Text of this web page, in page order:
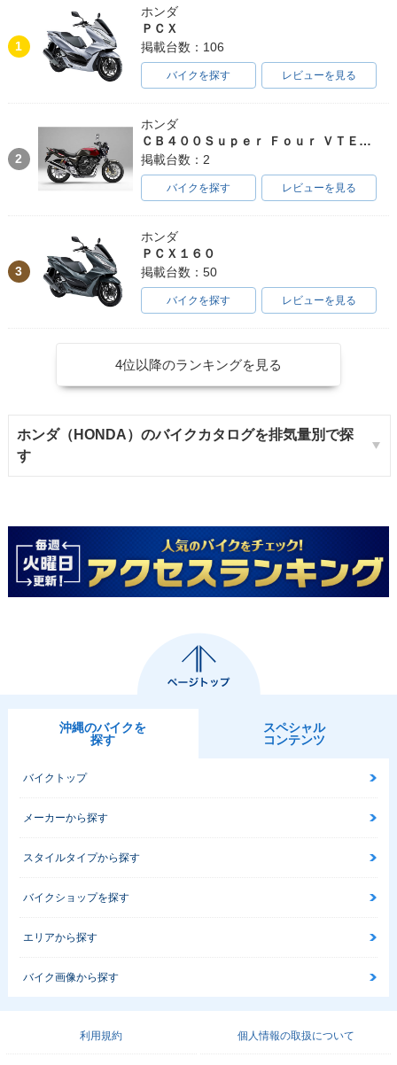
1
ホンダ
ＰＣＸ
掲載台数：106
バイクを探す レビューを見る
2
ホンダ
ＣＢ４００Ｓｕｐｅｒ Ｆｏｕｒ ＶＴＥＣ ＳＰＥＣ３
掲載台数：2
バイクを探す レビューを見る
3
ホンダ
ＰＣＸ１６０
掲載台数：50
バイクを探す レビューを見る
4位以降のランキングを見る
ホンダ（HONDA）のバイクカタログを排気量別で探
す
沖縄のバイクを
探す
スペシャル
コンテンツ
バイクトップ
メーカーから探す
スタイルタイプから探す
バイクショップを探す
エリアから探す
バイク画像から探す
利用規約 個人情報の取扱について